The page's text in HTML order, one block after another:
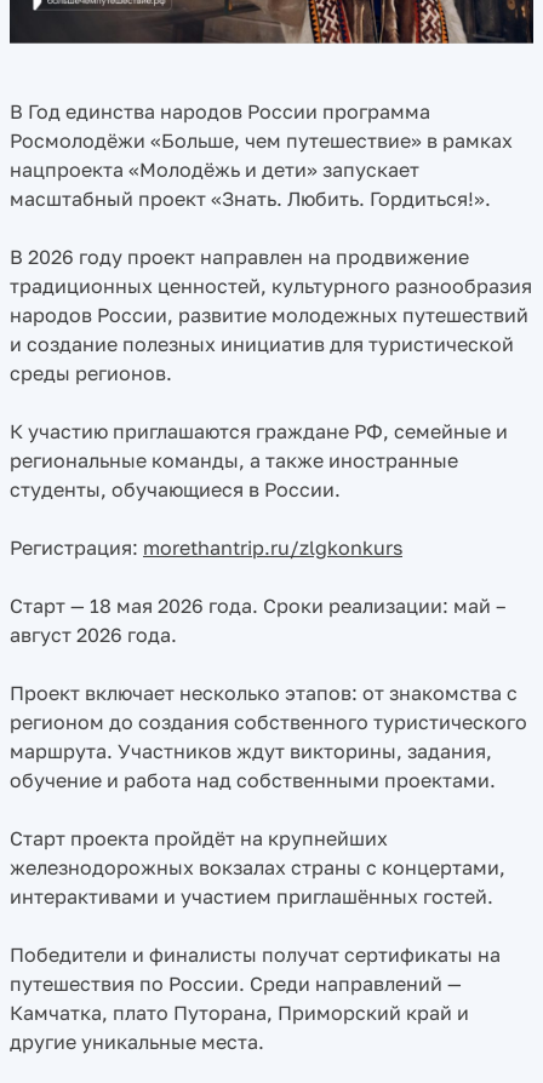
В Год единства народов России программа
Росмолодёжи «Больше, чем путешествие» в рамках
нацпроекта «Молодёжь и дети» запускает
масштабный проект «Знать. Любить. Гордиться!».
В 2026 году проект направлен на продвижение
традиционных ценностей, культурного разнообразия
народов России, развитие молодежных путешествий
и создание полезных инициатив для туристической
среды регионов.
К участию приглашаются граждане РФ, семейные и
региональные команды, а также иностранные
студенты, обучающиеся в России.
Регистрация: morethantrip.ru/zlgkonkurs
Старт — 18 мая 2026 года. Сроки реализации: май –
август 2026 года.
Проект включает несколько этапов: от знакомства с
регионом до создания собственного туристического
маршрута. Участников ждут викторины, задания,
обучение и работа над собственными проектами.
Старт проекта пройдёт на крупнейших
железнодорожных вокзалах страны с концертами,
интерактивами и участием приглашённых гостей.
Победители и финалисты получат сертификаты на
путешествия по России. Среди направлений —
Камчатка, плато Путорана, Приморский край и
другие уникальные места.